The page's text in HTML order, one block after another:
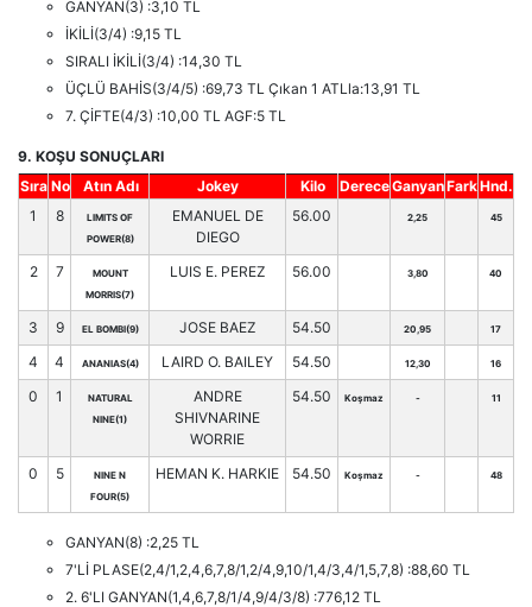
GANYAN(3) :3,10 TL
İKİLİ(3/4) :9,15 TL
SIRALI İKİLİ(3/4) :14,30 TL
ÜÇLÜ BAHİS(3/4/5) :69,73 TL Çıkan 1 ATLla:13,91 TL
7. ÇİFTE(4/3) :10,00 TL AGF:5 TL
9. KOŞU SONUÇLARI
Sıra No Atın Adı Jokey Kilo DereceGanyanFarkHnd.
1
8
LIMITS OF
POWER(8)
EMANUEL DE
DIEGO
56.00 2,25 45
2 7
MOUNT
MORRIS(7)
LUIS E. PEREZ 56.00 3,80 40
3 9 EL BOMBI(9) JOSE BAEZ 54.50 20,95 17
4 4 ANANIAS(4) LAIRD O. BAILEY 54.50 12,30 16
0 1
NATURAL
NINE(1)
ANDRE
SHIVNARINE
WORRIE
54.50 Koşmaz - 11
0 5
NINE N
FOUR(5)
HEMAN K. HARKIE 54.50 Koşmaz - 48
GANYAN(8) :2,25 TL
7'Lİ PLASE(2,4/1,2,4,6,7,8/1,2/4,9,10/1,4/3,4/1,5,7,8) :88,60 TL
2. 6'LI GANYAN(1,4,6,7,8/1/4,9/4/3/8) :776,12 TL